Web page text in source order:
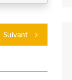
Suivant